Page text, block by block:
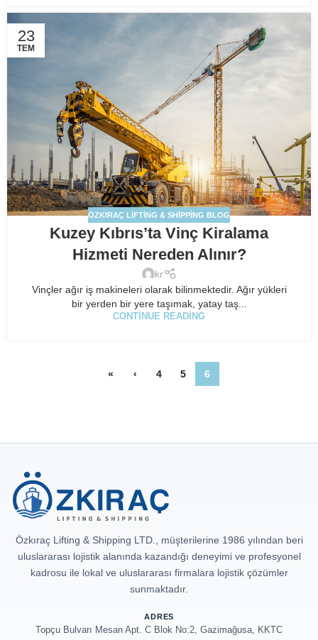
23
TEM
ÖZKIRAÇ LIFTING & SHIPPING BLOG
Kuzey Kıbrıs’ta Vinç Kiralama
Hizmeti Nereden Alınır?
kr
Vinçler ağır iş makineleri olarak bilinmektedir. Ağır yükleri
bir yerden bir yere taşımak, yatay taş...
CONTINUE READING
« ‹ 4 5 6
Özkıraç Lifting & Shipping LTD., müşterilerine 1986 yılından beri
uluslararası lojistik alanında kazandığı deneyimi ve profesyonel
kadrosu ile lokal ve uluslararası firmalara lojistik çözümler
sunmaktadır.
ADRES
Topçu Bulvarı Mesan Apt. C Blok No:2, Gazimağusa, KKTC